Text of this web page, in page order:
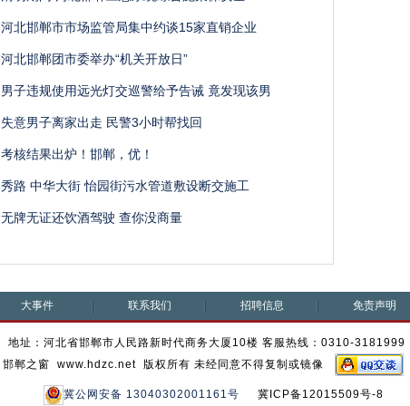
河北邯郸市市场监管局集中约谈15家直销企业
河北邯郸团市委举办“机关开放日”
男子违规使用远光灯交巡警给予告诫 竟发现该男
失意男子离家出走 民警3小时帮找回
考核结果出炉！邯郸，优！
秀路 中华大街 怡园街污水管道敷设断交施工
无牌无证还饮酒驾驶 查你没商量
大事件 联系我们 招聘信息 免责声明
地址：河北省邯郸市人民路新时代商务大厦10楼 客服热线：0310-3181999
邯郸之窗 www.hdzc.net 版权所有 未经同意不得复制或镜像
冀公网安备 13040302001161号 冀ICP备12015509号-8